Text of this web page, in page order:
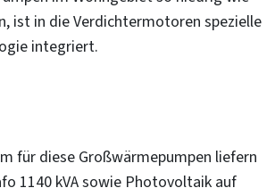
ist in die Verdichtermotoren spezielle
integriert.
für diese Großwärmepumpen liefern
1140 kVA sowie Photovoltaik auf